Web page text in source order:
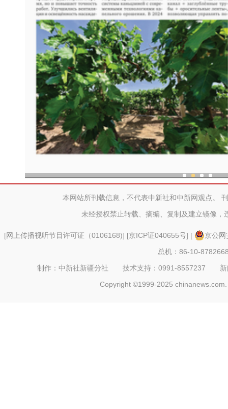
本网站所刊载信息，不代表中新社和中新网观点。
未经授权禁止转载、摘编、复制及建立镜像，
[网上传播视听节目许可证（0106168)] [京ICP证040655号] [
京公
总机：86-10-
制作：中新社新疆分社 技术支持：0991-8557237
Copyright ©1999-2025